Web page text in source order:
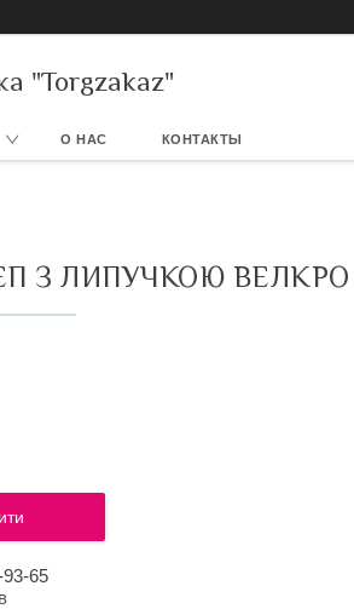
"Torgzakaz"
О НАС КОНТАКТЫ
З ЛИПУЧКОЮ ВЕЛКРО
65